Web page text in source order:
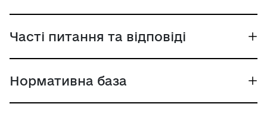
Часті питання та відповіді
Нормативна база